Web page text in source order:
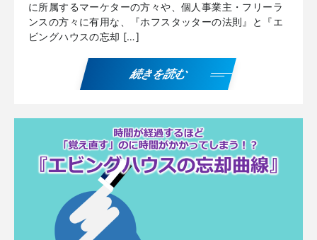
に所属するマーケターの方々や、個人事業主・フリーラ
ンスの方々に有用な、『ホフスタッターの法則』と『エ
ビングハウスの忘却 […]
続きを読む